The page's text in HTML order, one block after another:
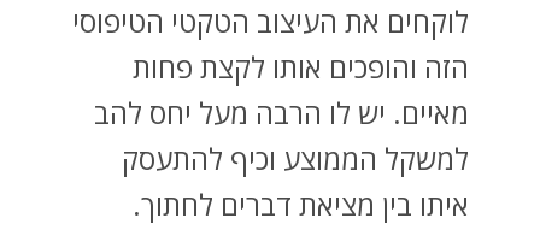
לוקחים את העיצוב הטקטי הטיפוסי
הזה והופכים אותו לקצת פחות
מאיים. יש לו הרבה מעל יחס להב
למשקל הממוצע וכיף להתעסק
איתו בין מציאת דברים לחתוך.